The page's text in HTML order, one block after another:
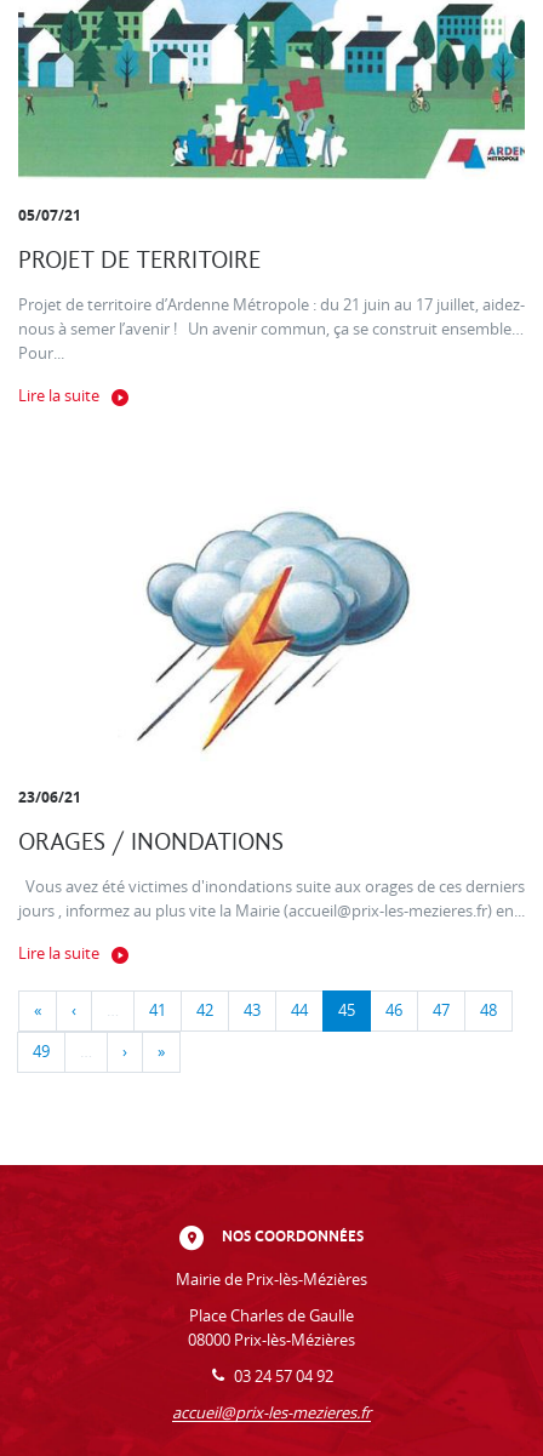
05/07/21
PROJET DE TERRITOIRE
Projet de territoire d’Ardenne Métropole : du 21 juin au 17 juillet, aidez-
nous à semer l’avenir ! Un avenir commun, ça se construit ensemble…
Pour...
Lire la suite
23/06/21
ORAGES / INONDATIONS
Vous avez été victimes d'inondations suite aux orages de ces derniers
jours , informez au plus vite la Mairie (accueil@prix-les-mezieres.fr) en...
Lire la suite
« ‹ … 41 42 43 44 45 46 47 48
49 … › »
NOS COORDONNÉES
Mairie de Prix-lès-Mézières
Place Charles de Gaulle
08000 Prix-lès-Mézières
03 24 57 04 92
accueil@prix-les-mezieres.fr